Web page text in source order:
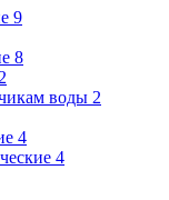
9
8
2
воды 2
4
4